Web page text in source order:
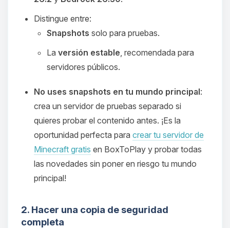
Distingue entre:
Snapshots solo para pruebas.
La versión estable , recomendada para
servidores públicos.
No uses snapshots en tu mundo principal:
crea un servidor de pruebas separado si
quieres probar el contenido antes. ¡Es la
oportunidad perfecta para crear tu servidor de
Minecraft gratis en BoxToPlay y probar todas
las novedades sin poner en riesgo tu mundo
principal!
2. Hacer una copia de seguridad
completa